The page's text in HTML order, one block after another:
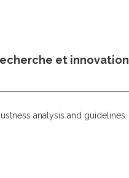
et innovation
analysis and guidelines